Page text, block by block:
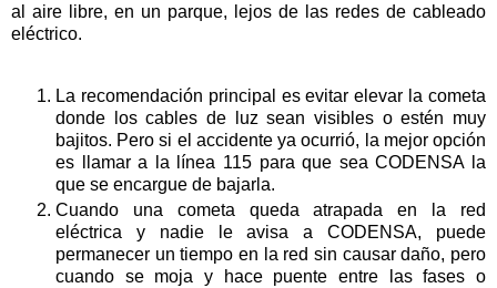
al aire libre, en un parque, lejos de las redes de cableado
eléctrico.
La recomendación principal es evitar elevar la cometa
donde los cables de luz sean visibles o estén muy
bajitos. Pero si el accidente ya ocurrió, la mejor opción
es llamar a la línea 115 para que sea CODENSA la
que se encargue de bajarla.
Cuando una cometa queda atrapada en la red
eléctrica y nadie le avisa a CODENSA, puede
permanecer un tiempo en la red sin causar daño, pero
cuando se moja y hace puente entre las fases o